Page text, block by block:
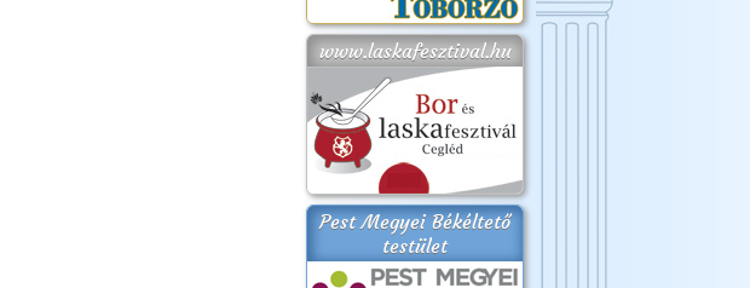
www.laskafesztival.hu
Pest Megyei Békéltető
testület